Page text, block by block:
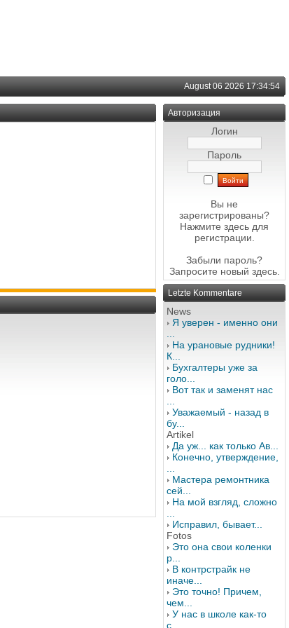
August 06 2026 17:34:54
Авторизация
Логин
Пароль
Вы не
зарегистрированы?
Нажмите здесь для
регистрации.
Забыли пароль?
Запросите новый здесь.
Letzte Kommentare
News
Я уверен - именно они
На урановые рудники!
К...
Бухгалтеры уже за
голо...
Вот так и заменят нас
Уважаемый - назад в
бу...
Artikel
Да уж... как только Ав...
Конечно, утверждение,
Мастера ремонтника
сей...
На мой взгляд, сложно
Исправил, бывает...
Fotos
Это она свои коленки
р...
В контрстрайк не
иначе...
Это точно! Причем,
чем...
У нас в школе как-то
с...